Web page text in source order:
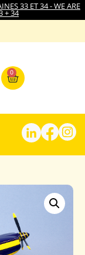
33 ET 34 - WE ARE
+ 34
0